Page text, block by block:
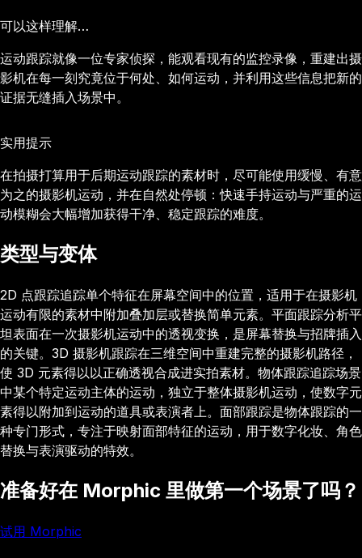
可以这样理解…
运动跟踪就像一位专家侦探，能观看现有的监控录像，重建出摄
影机在每一刻究竟位于何处、如何运动，并利用这些信息把新的
证据无缝插入场景中。
实用提示
在拍摄打算用于后期运动跟踪的素材时，尽可能使用缓慢、有意
为之的摄影机运动，并在自然处停顿：快速手持运动与严重的运
动模糊会大幅增加获得干净、稳定跟踪的难度。
类型与变体
2D 点跟踪追踪单个特征在屏幕空间中的位置，适用于在摄影机
运动有限的素材中附加叠加层或替换简单元素。平面跟踪分析平
坦表面在一次摄影机运动中的透视变换，是屏幕替换与招牌插入
的关键。3D 摄影机跟踪在三维空间中重建完整的摄影机路径，
使 3D 元素得以以正确透视合成进实拍素材。物体跟踪追踪场景
中某个特定运动主体的运动，独立于整体摄影机运动，使数字元
素得以附加到运动的道具或表演者上。面部跟踪是物体跟踪的一
种专门形式，专注于映射面部特征的运动，用于数字化妆、角色
替换与表演驱动的特效。
准备好在 Morphic 里做第一个场景了吗？
试用 Morphic